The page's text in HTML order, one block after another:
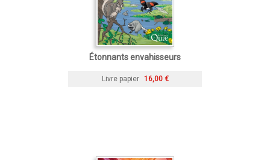
Étonnants envahisseurs
Livre papier 16,00 €